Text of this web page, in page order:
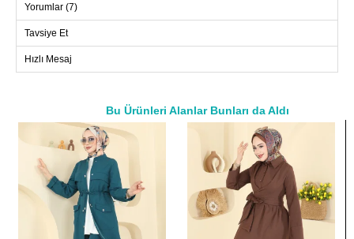
48
118
119
50
122
119
PANTOLON BEDEN
ÖLÇÜLERİ (CM)
Beden
Boy
38
40
98
42
Yorumlar (7)
Tavsiye Et
Hızlı Mesaj
Bu Ürünleri Alanlar Bunları da Aldı
a>